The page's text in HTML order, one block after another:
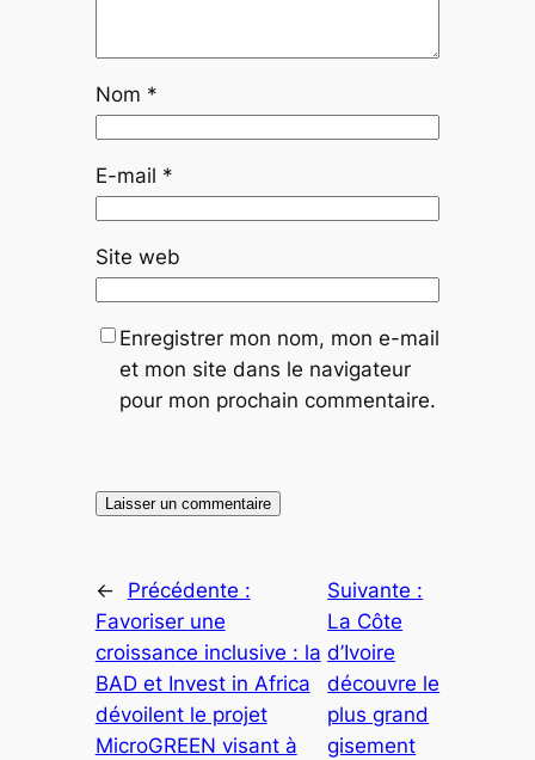
Nom *
E-mail *
Site web
Enregistrer mon nom, mon e-mail
et mon site dans le navigateur
pour mon prochain commentaire.
←
Précédente :
Favoriser une
croissance inclusive : la
BAD et Invest in Africa
dévoilent le projet
MicroGREEN visant à
Suivante :
La Côte
d’Ivoire
découvre le
plus grand
gisement